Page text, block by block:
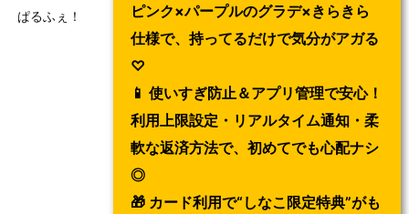
ぱるふぇ！
ピンク×パープルのグラデ×きらきら
仕様で、持ってるだけで気分がアガる
♡
📱 使いすぎ防止＆アプリ管理で安心！
利用上限設定・リアルタイム通知・柔
軟な返済方法で、初めてでも心配ナシ
◎
🎁 カード利用で“しなこ限定特典”がも